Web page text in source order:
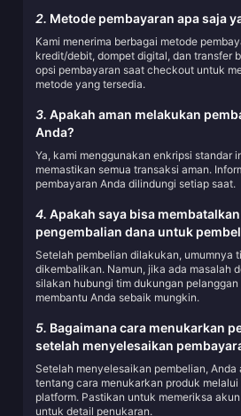
2. Metode pembayaran apa saja
Kami menerima berbagai metode
kredit/debit, dompet digital, dan transfer
opsi pembayaran saat checkout untuk
metode yang tersedia.
3. Apakah aman melakukan
Anda?
Ya, kami menggunakan enkripsi standar
memastikan semua transaksi aman.
pembayaran Anda dilindungi setiap saat.
4. Apakah saya bisa
pengembalian dana untuk
Setelah pembelian dilakukan, umumnya
dikembalikan. Namun, jika ada masalah
silakan hubungi tim dukungan
membantu Anda sebaik mungkin.
5. Bagaimana cara menukarkan
setelah menyelesaikan
Setelah menyelesaikan pembelian,
tentang cara menukarkan produk
platform. Pastikan untuk memeriksa
untuk detail penukaran.